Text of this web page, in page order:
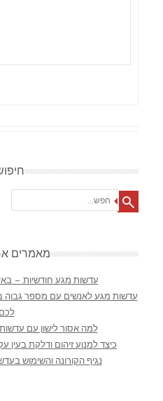
מאמרים
עדשות מגע חודשיות –
עדשות מגע לאנשים עם מספר גבוה
לכם
למה אסור לישון עם
כיצד למנוע זיהום ודלקת
נגיף הקורונה והשימוש